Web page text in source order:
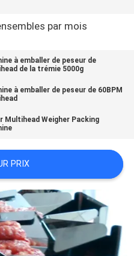
par mois
à emballer de peseur de
de la trémie 5000g
à emballer de peseur de 60BPM
Multihead Weigher Packing
PRIX